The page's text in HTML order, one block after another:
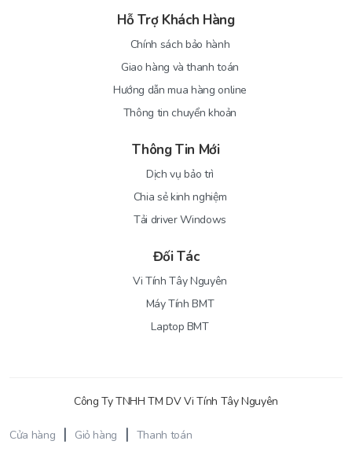
Window 10 Pro 64bit
Hỗ Trợ Khách Hàng
Chính sách bảo hành
Giao hàng và thanh toán
Hướng dẫn mua hàng online
Thông tin chuyển khoản
Thông Tin Mới
Dịch vụ bảo trì
Chia sẻ kinh nghiệm
Tải driver Windows
Đối Tác
Vi Tính Tây Nguyên
Máy Tính BMT
Laptop BMT
Công Ty TNHH TM DV Vi Tính Tây Nguyên
Cửa hàng Giỏ hàng Thanh toán